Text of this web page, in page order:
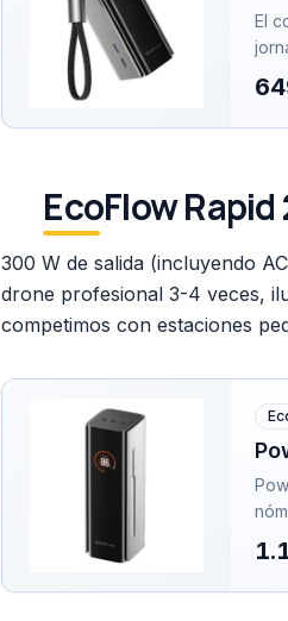
El
EcoFlow
300 W de salida (incluyendo
drone profesional 3-4 veces,
competimos con estaciones